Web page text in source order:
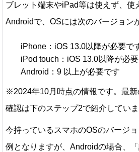
ブレット端末やiPad等は使えず、使
Androidで、OSには次のバージョン
iPhone：iOS 13.0以降が必要で
iPod touch：iOS 13.0以降が必
Android：9 以上が必要です
※2024年10月時点の情報です。最
確認は下のステップ2で紹介していま
今持っているスマホのOSのバージ
例となりますが、Androidの場合、「